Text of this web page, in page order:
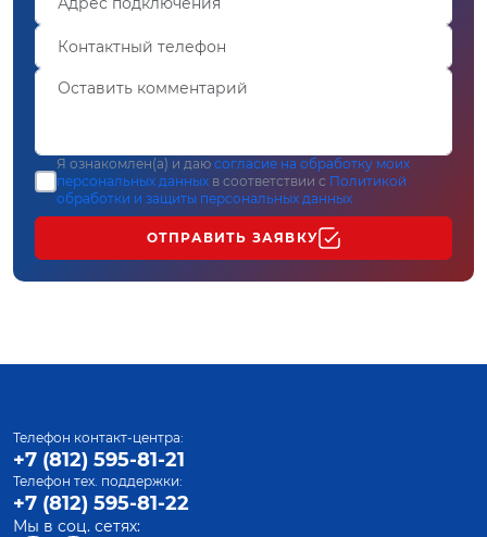
Я ознакомлен(а) и даю согласие на обработку моих
персональных данных в соответствии с Политикой
обработки и защиты персональных данных
ОТПРАВИТЬ ЗАЯВКУ
Телефон контакт-центра:
+7 (812) 595-81-21
Телефон тех. поддержки:
+7 (812) 595-81-22
Мы в соц. сетях: